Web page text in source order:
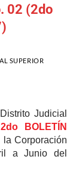
02 (2do
SUPERIOR
Judicial
2do BOLETÍN
la Corporación
a Junio del